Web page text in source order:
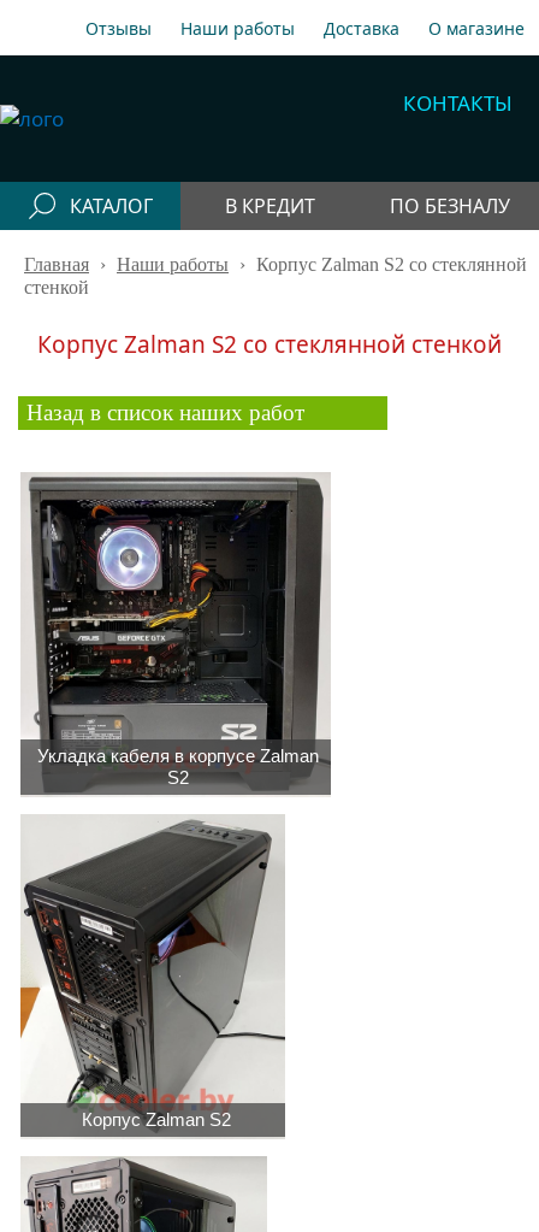
Отзывы Наши работы Доставка О магазине
КОНТАКТЫ
A1 +375 29 198-70-77
Гор +375 17 256-18-09
КАТАЛОГ В КРЕДИТ ПО БЕЗНАЛУ
Конфигураторы
Системные
Рабочие станции
Периферия
Собрать компьютер онлайн
Быстрый подбор компьютера
Главная › Наши работы › Корпус Zalman S2 со стеклянной
стенкой
Корпус Zalman S2 со стеклянной стенкой
Назад в список наших работ
Укладка кабеля в корпусе Zalman
S2
Корпус Zalman S2